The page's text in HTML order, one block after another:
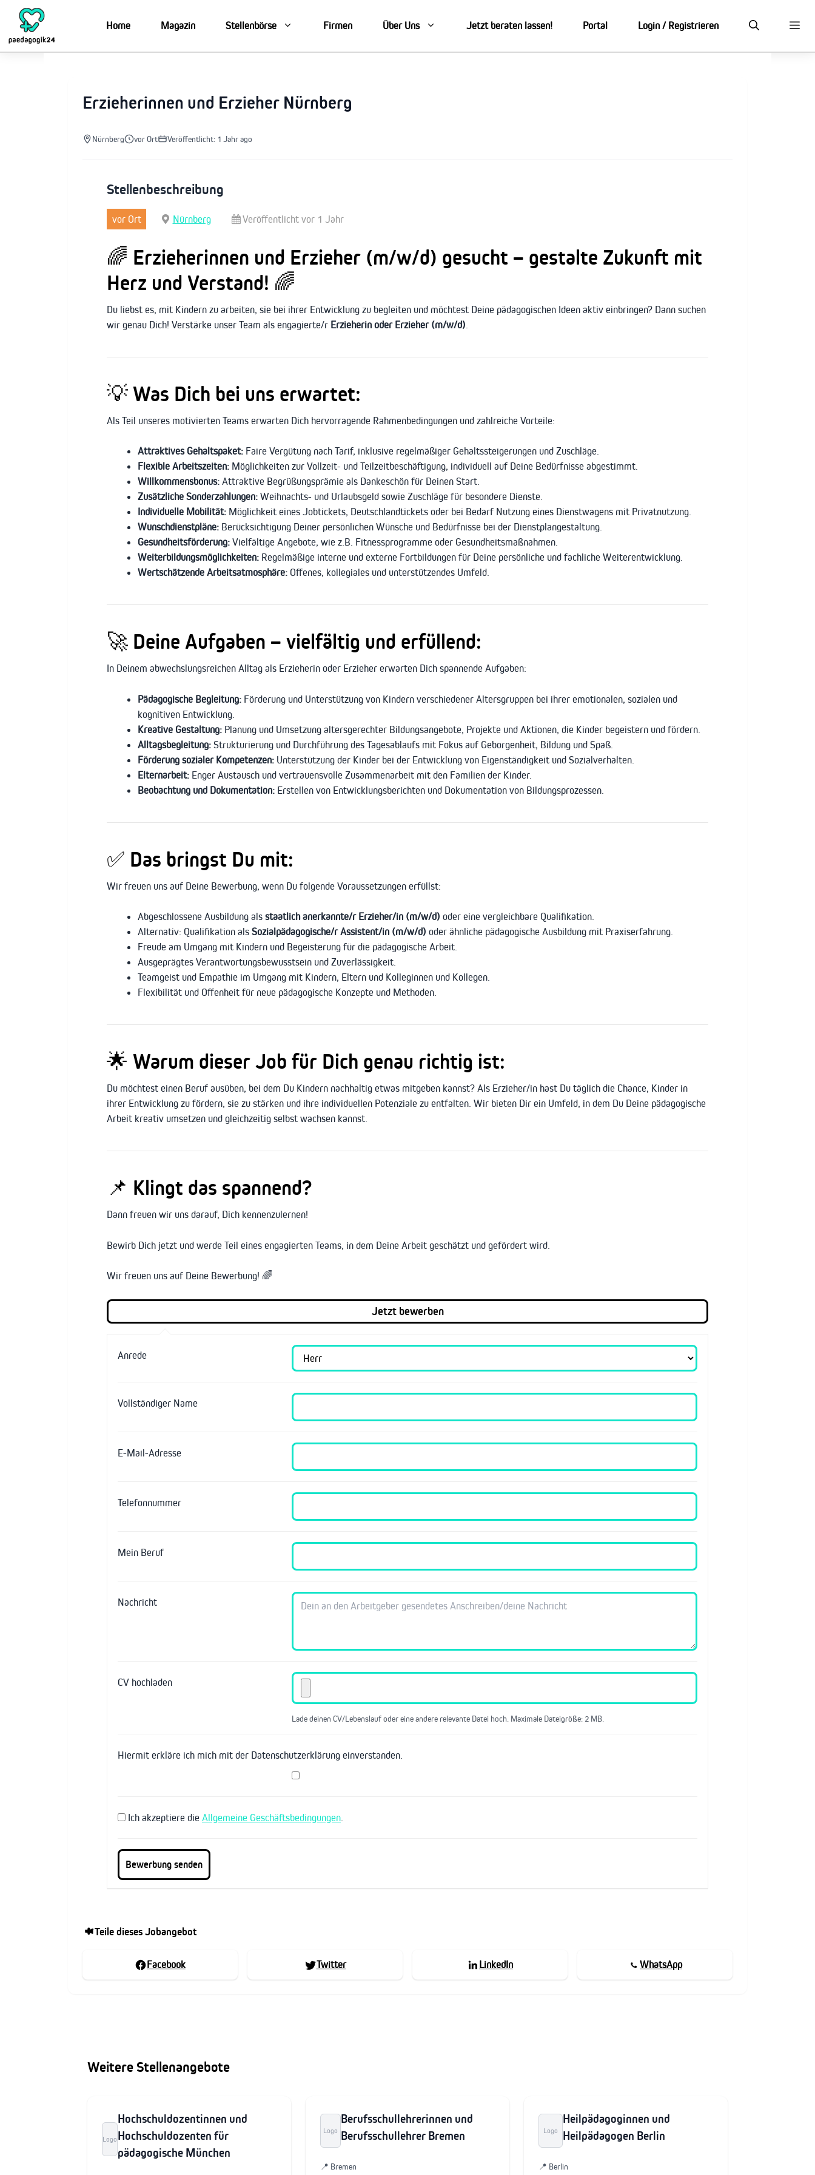
Inhalt
springen
Home Magazin Stellenbörse Firmen Über Uns Jetzt beraten lassen! Portal Login / Registrieren
Erzieherinnen und Erzieher Nürnberg
Nürnberg vor Ort Veröffentlicht: 1 Jahr ago
Stellenbeschreibung
vor Ort Nürnberg Veröffentlicht vor 1 Jahr
🌈 Erzieherinnen und Erzieher (m/w/d) gesucht – gestalte Zukunft mit
Herz und Verstand! 🌈
Du liebst es, mit Kindern zu arbeiten, sie bei ihrer Entwicklung zu begleiten und möchtest Deine pädagogischen Ideen aktiv einbringen? Dann suchen
wir genau Dich! Verstärke unser Team als engagierte/r Erzieherin oder Erzieher (m/w/d)
💡 Was Dich bei uns erwartet:
Als Teil unseres motivierten Teams erwarten Dich hervorragende Rahmenbedingungen und zahlreiche Vorteile:
Attraktives Gehaltspaket: Faire Vergütung nach Tarif, inklusive regelmäßiger Gehaltssteigerungen und Zuschläge.
Flexible Arbeitszeiten: Möglichkeiten zur Vollzeit- und Teilzeitbeschäftigung, individuell auf Deine Bedürfnisse abgestimmt.
Willkommensbonus: Attraktive Begrüßungsprämie als Dankeschön für Deinen Start.
Zusätzliche Sonderzahlungen: Weihnachts- und Urlaubsgeld sowie Zuschläge für besondere Dienste.
Individuelle Mobilität: Möglichkeit eines Jobtickets, Deutschlandtickets oder bei Bedarf Nutzung eines Dienstwagens mit Privatnutzung.
Wunschdienstpläne: Berücksichtigung Deiner persönlichen Wünsche und Bedürfnisse bei der Dienstplangestaltung.
Gesundheitsförderung: Vielfältige Angebote, wie z.B. Fitnessprogramme oder Gesundheitsmaßnahmen.
Weiterbildungsmöglichkeiten: Regelmäßige interne und externe Fortbildungen für Deine persönliche und fachliche Weiterentwicklung.
Wertschätzende Arbeitsatmosphäre: Offenes, kollegiales und unterstützendes Umfeld.
🚀 Deine Aufgaben – vielfältig und erfüllend:
In Deinem abwechslungsreichen Alltag als Erzieherin oder Erzieher erwarten Dich spannende Aufgaben:
Pädagogische Begleitung: Förderung und Unterstützung von Kindern verschiedener Altersgruppen bei ihrer emotionalen, sozialen und
kognitiven Entwicklung.
Kreative Gestaltung: Planung und Umsetzung altersgerechter Bildungsangebote, Projekte und Aktionen, die Kinder begeistern und fördern.
Alltagsbegleitung: Strukturierung und Durchführung des Tagesablaufs mit Fokus auf Geborgenheit, Bildung und Spaß.
Förderung sozialer Kompetenzen: Unterstützung der Kinder bei der Entwicklung von Eigenständigkeit und Sozialverhalten.
Elternarbeit: Enger Austausch und vertrauensvolle Zusammenarbeit mit den Familien der Kinder.
Beobachtung und Dokumentation: Erstellen von Entwicklungsberichten und Dokumentation von Bildungsprozessen.
✅ Das bringst Du mit:
Wir freuen uns auf Deine Bewerbung, wenn Du folgende Voraussetzungen erfüllst:
Abgeschlossene Ausbildung als staatlich anerkannte/r Erzieher/in (m/w/d) oder eine vergleichbare Qualifikation.
Alternativ: Qualifikation als Sozialpädagogische/r Assistent/in (m/w/d) oder ähnliche pädagogische Ausbildung mit Praxiserfahrung.
Freude am Umgang mit Kindern und Begeisterung für die pädagogische Arbeit.
Ausgeprägtes Verantwortungsbewusstsein und Zuverlässigkeit.
Teamgeist und Empathie im Umgang mit Kindern, Eltern und Kolleginnen und Kollegen.
Flexibilität und Offenheit für neue pädagogische Konzepte und Methoden.
🌟 Warum dieser Job für Dich genau richtig ist:
Du möchtest einen Beruf ausüben, bei dem Du Kindern nachhaltig etwas mitgeben kannst? Als Erzieher/in hast Du täglich die Chance, Kinder in
ihrer Entwicklung zu fördern, sie zu stärken und ihre individuellen Potenziale zu entfalten. Wir bieten Dir ein Umfeld, in dem Du Deine pädagogische
Arbeit kreativ umsetzen und gleichzeitig selbst wachsen kannst.
📌 Klingt das spannend?
Dann freuen wir uns darauf, Dich kennenzulernen!
Bewirb Dich jetzt und werde Teil eines engagierten Teams, in dem Deine Arbeit geschätzt und gefördert wird.
Wir freuen uns auf Deine Bewerbung! 🌈
Anrede
Vollständiger Name
E-Mail-Adresse
Telefonnummer
Mein Beruf
Nachricht
CV hochladen
Lade deinen CV/Lebenslauf oder eine andere relevante Datei hoch. Maximale Dateigröße: 2 MB.
Hiermit erkläre ich mich mit der Datenschutzerklärung einverstanden.
Ich akzeptiere die Allgemeine Geschäftsbedingungen.
Teile dieses Jobangebot
Facebook Twitter LinkedIn WhatsApp
Weitere Stellenangebote
Logo
Hochschuldozentinnen und
Hochschuldozenten für
pädagogische München
Logo
Berufsschullehrerinnen und
Berufsschullehrer Bremen
📍 Bremen
Logo
Heilpädagoginnen und
Heilpädagogen Berlin
📍 Berlin